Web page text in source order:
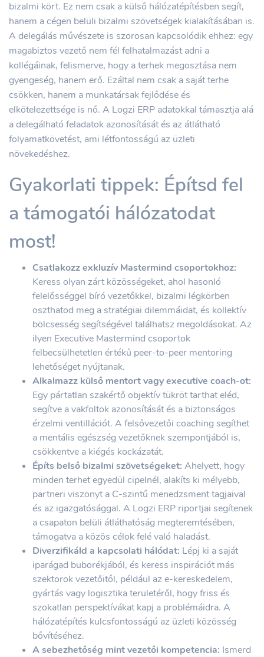
bizalmi kört. Ez nem csak a külső hálózatépítésben segít,
hanem a cégen belüli bizalmi szövetségek kialakításában is.
A delegálás művészete is szorosan kapcsolódik ehhez: egy
magabiztos vezető nem fél felhatalmazást adni a
kollégáinak, felismerve, hogy a terhek megosztása nem
gyengeség, hanem erő. Ezáltal nem csak a saját terhe
csökken, hanem a munkatársak fejlődése és
elkötelezettsége is nő. A Logzi ERP adatokkal támasztja alá
a delegálható feladatok azonosítását és az átlátható
folyamatkövetést, ami létfontosságú az üzleti
növekedéshez.
Gyakorlati tippek: Építsd fel
a támogatói hálózatodat
most!
Csatlakozz exkluzív Mastermind csoportokhoz:
Keress olyan zárt közösségeket, ahol hasonló
felelősséggel bíró vezetőkkel, bizalmi légkörben
oszthatod meg a stratégiai dilemmáidat, és kollektív
bölcsesség segítségével találhatsz megoldásokat. Az
ilyen Executive Mastermind csoportok
felbecsülhetetlen értékű peer-to-peer mentoring
lehetőséget nyújtanak.
Alkalmazz külső mentort vagy executive coach-ot:
Egy pártatlan szakértő objektív tükröt tarthat eléd,
segítve a vakfoltok azonosítását és a biztonságos
érzelmi ventillációt. A felsővezetői coaching segíthet
a mentális egészség vezetőknek szempontjából is,
csökkentve a kiégés kockázatát.
Építs belső bizalmi szövetségeket: Ahelyett, hogy
minden terhet egyedül cipelnél, alakíts ki mélyebb,
partneri viszonyt a C-szintű menedzsment tagjaival
és az igazgatósággal. A Logzi ERP riportjai segítenek
a csapaton belüli átláthatóság megteremtésében,
támogatva a közös célok felé való haladást.
Diverzifikáld a kapcsolati hálódat: Lépj ki a saját
iparágad buborékjából, és keress inspirációt más
szektorok vezetőitől, például az e-kereskedelem,
gyártás vagy logisztika területéről, hogy friss és
szokatlan perspektívákat kapj a problémáidra. A
hálózatépítés kulcsfontosságú az üzleti közösség
bővítéséhez.
A sebezhetőség mint vezetői kompetencia: Ismerd